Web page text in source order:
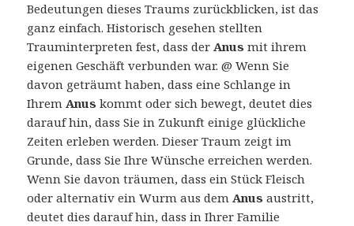
Bedeutungen dieses Traums zurückblicken, ist das
ganz einfach. Historisch gesehen stellten
Trauminterpreten fest, dass derAnus mit ihrem
eigenen Geschäft verbunden war. @ Wenn Sie
davon geträumt haben, dass eine Schlange in
IhremAnus kommt oder sich bewegt, deutet dies
darauf hin, dass Sie in Zukunft einige glückliche
Zeiten erleben werden. Dieser Traum zeigt im
Grunde, dass Sie Ihre Wünsche erreichen werden.
Wenn Sie davon träumen, dass ein Stück Fleisch
oder alternativ ein Wurm aus demAnus austritt,
deutet dies darauf hin, dass in Ihrer Familie